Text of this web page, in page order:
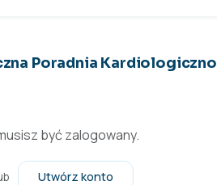
Poradnia
być zalogowany.
Utwórz konto